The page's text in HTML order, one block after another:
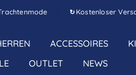
↻ Kostenloser
ACCESSOIRES
OUTLET NEWS